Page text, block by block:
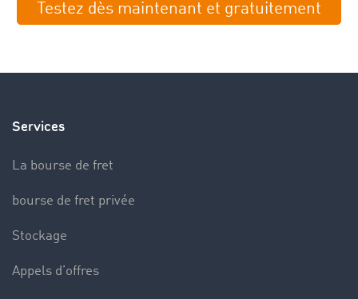
Testez dès maintenant et gratuitement
Services
La bourse de fret
bourse de fret privée
Stockage
Appels d’offres